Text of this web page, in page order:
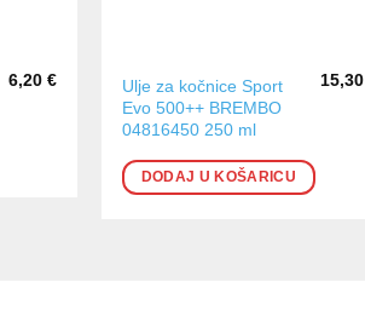
6,20 €
Ulje za kočnice Sport
Evo 500++ BREMBO
04816450 250 ml
15,30
DODAJ U KOŠARICU